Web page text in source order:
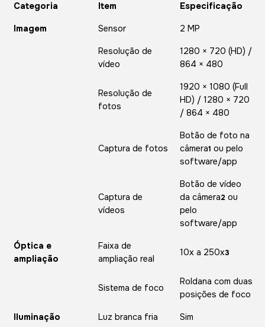
Categoria Item Especificação
Imagem Sensor 2 MP
Resolução de
vídeo
1280 × 720 (HD) /
864 × 480
Resolução de
fotos
1920 × 1080 (Full
HD) / 1280 × 720
/ 864 × 480
Captura de fotos
Botão de foto na
câmera1 ou pelo
software/app
Captura de
vídeos
Botão de vídeo
da câmera2 ou
pelo
software/app
Óptica e
ampliação
Faixa de
ampliação real
10x a 250x3
Sistema de foco
Roldana com duas
posições de foco
Iluminação Luz branca fria Sim